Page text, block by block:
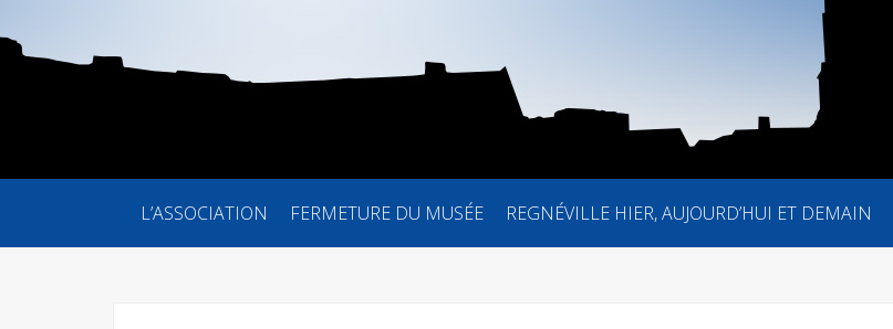
SKIP
CONTENT
L’ASSOCIATION FERMETURE DU MUSÉE REGNÉVILLE HIER, AUJOURD’HUI ET DEMAIN